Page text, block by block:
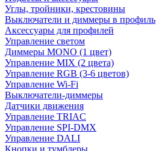
Углы, тройники, крестовины
Выключатели и диммеры в профиль
Аксессуары для профилей
Управление светом
Диммеры MONO (1 цвет)
Управление MIX (2 цвета)
Управление RGB (3-6 цветов)
Управление Wi-Fi
Выключатели-диммеры
Датчики движения
Управление TRIAC
Управление SPI-DMX
Управление DALI
Кнопки и тумблеры